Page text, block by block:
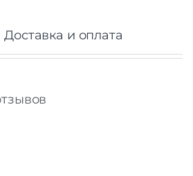
Доставка и оплата